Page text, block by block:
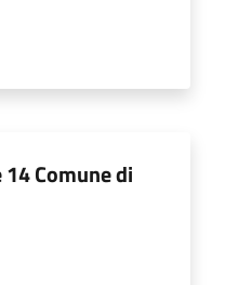
Comune di